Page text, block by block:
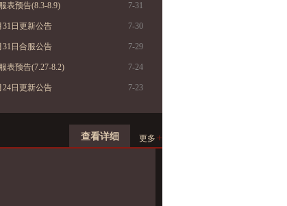
表预告(8.3-8.9) 7-31
31日更新公告 7-30
31日合服公告 7-29
表预告(7.27-8.2) 7-24
24日更新公告 7-23
查看详细 更多 +